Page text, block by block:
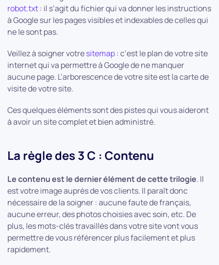
robot.txt: il s’agit du fichier qui va donner les instructions
à Google sur les pages visibles et indexables de celles qui
ne le sont pas.
Veillez à soigner votresitemap: c’est le plan de votre site
internet qui va permettre à Google de ne manquer
aucune page. L’arborescence de votre site est la carte de
visite de votre site.
Ces quelques éléments sont des pistes qui vous aideront
à avoir un site complet et bien administré.
La règle des 3 C : Contenu
Le contenu est le dernier élément de cette trilogie. Il
est votre image auprès de vos clients. Il paraît donc
nécessaire de la soigner : aucune faute de français,
aucune erreur, des photos choisies avec soin, etc. De
plus, les mots-clés travaillés dans votre site vont vous
permettre de vous référencer plus facilement et plus
rapidement.